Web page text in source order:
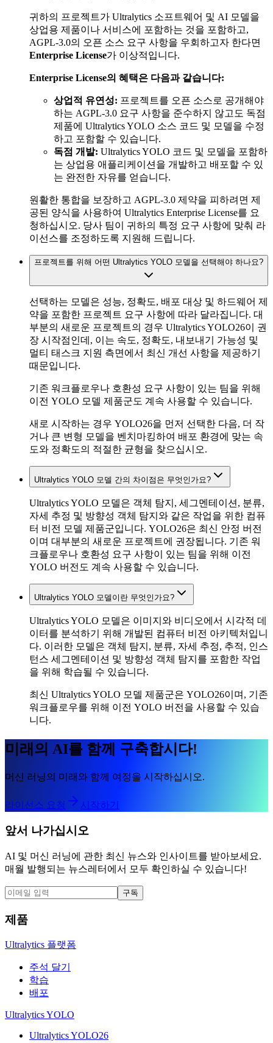
귀하의 프로젝트가 Ultralytics 소프트웨어 및 AI 모델을
상업용 제품이나 서비스에 포함하는 것을 포함하고,
AGPL-3.0의 오픈 소스 요구 사항을 우회하고자 한다면
Enterprise License가 이상적입니다.
Enterprise License의 혜택은 다음과 같습니다:
상업적 유연성: 프로젝트를 오픈 소스로 공개해야
하는 AGPL-3.0 요구 사항을 준수하지 않고도 독점
제품에 Ultralytics YOLO 소스 코드 및 모델을 수정
하고 포함할 수 있습니다.
독점 개발: Ultralytics YOLO 코드 및 모델을 포함하
는 상업용 애플리케이션을 개발하고 배포할 수 있
는 완전한 자유를 얻습니다.
원활한 통합을 보장하고 AGPL-3.0 제약을 피하려면 제
공된 양식을 사용하여 Ultralytics Enterprise License를 요
청하십시오. 당사 팀이 귀하의 특정 요구 사항에 맞춰 라
이선스를 조정하도록 지원해 드립니다.
프로젝트를 위해 어떤 Ultralytics YOLO 모델을 선택해야 하나요?
선택하는 모델은 성능, 정확도, 배포 대상 및 하드웨어 제
약을 포함한 프로젝트 요구 사항에 따라 달라집니다. 대
부분의 새로운 프로젝트의 경우 Ultralytics YOLO26이 권
장 시작점인데, 이는 속도, 정확도, 내보내기 가능성 및
멀티 태스크 지원 측면에서 최신 개선 사항을 제공하기
때문입니다.
기존 워크플로우나 호환성 요구 사항이 있는 팀을 위해
이전 YOLO 모델 제품군도 계속 사용할 수 있습니다.
새로 시작하는 경우 YOLO26을 먼저 선택한 다음, 더 작
거나 큰 변형 모델을 벤치마킹하여 배포 환경에 맞는 속
도와 정확도의 적절한 균형을 찾으십시오.
Ultralytics YOLO 모델 간의 차이점은 무엇인가요?
Ultralytics YOLO 모델은 객체 탐지, 세그멘테이션, 분류,
자세 추정 및 방향성 객체 탐지와 같은 작업을 위한 컴퓨
터 비전 모델 제품군입니다. YOLO26은 최신 안정 버전
이며 대부분의 새로운 프로젝트에 권장됩니다. 기존 워
크플로우나 호환성 요구 사항이 있는 팀을 위해 이전
YOLO 버전도 계속 사용할 수 있습니다.
Ultralytics YOLO 모델이란 무엇인가요?
Ultralytics YOLO 모델은 이미지와 비디오에서 시각적 데
이터를 분석하기 위해 개발된 컴퓨터 비전 아키텍처입니
다. 이러한 모델은 객체 탐지, 분류, 자세 추정, 추적, 인스
턴스 세그멘테이션 및 방향성 객체 탐지를 포함한 작업
을 위해 학습될 수 있습니다.
최신 Ultralytics YOLO 모델 제품군은 YOLO26이며, 기존
워크플로우를 위해 이전 YOLO 버전을 사용할 수 있습
니다.
미래의 AI를 함께 구축합시다!
머신 러닝의 미래와 함께 여정을 시작하십시오.
라이선스 요청 시작하기
앞서 나가십시오
AI 및 머신 러닝에 관한 최신 뉴스와 인사이트를 받아보세요.
매월 발행되는 뉴스레터에서 모두 확인하실 수 있습니다!
구독
제품
Ultralytics 플랫폼
주석 달기
학습
배포
Ultralytics YOLO
Ultralytics YOLO26